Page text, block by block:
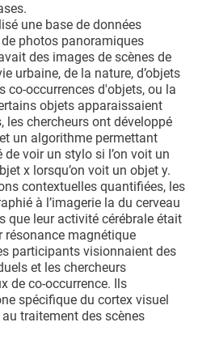
une base de données
photos panoramiques
des images de scènes de
urbaine, de la nature, d’objets
co-occurrences d'objets, ou la
objets apparaissaient
les chercheurs ont développé
un algorithme permettant
voir un stylo si l’on voit un
x lorsqu’on voit un objet y.
contextuelles quantifiées, les
à l’imagerie la du cerveau
que leur activité cérébrale était
résonance magnétique
participants visionnaient des
et les chercheurs
de co-occurrence. Ils
spécifique du cortex visuel
traitement des scènes